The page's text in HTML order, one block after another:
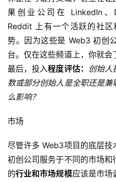
果创业公司在 LinkedIn
Reddit 上有一个活跃的社
势。因为这些是 Web3 初创
台。仅在这些频道上，你就会
最后，投入程度评估： 创始人
数或部分创始人是全职还是
么影响？
市场
尽管许多 Web3项目的底层技
初创公司服务于不同的市场
的行业和市场规模应该是市场